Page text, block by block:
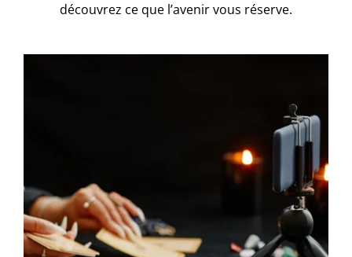
découvrez ce que l’avenir vous réserve.